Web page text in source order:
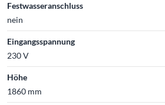
Festwasseranschluss
nein
Eingangsspannung
230 V
Höhe
1860 mm